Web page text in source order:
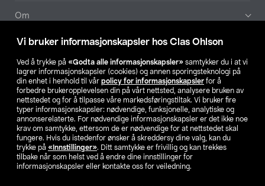
Vi bruker informasjonskapsler hos Clas Ohlson
Ved å trykke på «Godta alle informasjonskapsler» samtykker du i at vi
lagrer informasjonskapsler (cookies) og annen sporingsteknologi på
din enhet i henhold til vår policy for informasjonskapsler for å
forbedre brukeropplevelsen din på vårt nettsted, analysere bruken av
nettstedet og for å tilpasse våre markedsføringstiltak. Vi bruker fire
typer informasjonskapsler: nødvendige, funksjonelle, analytiske og
annonserelaterte. For nødvendige informasjonskapsler er det ikke noe
krav om samtykke, ettersom de er nødvendige for at nettstedet skal
fungere. Hvis du istedenfor ønsker å skreddersy dine valg, kan du
trykke på «Innstillinger». Ditt samtykke er frivillig og kan trekkes
tilbake når som helst ved å endre dine innstillinger for
informasjonskapsler eller kontakte oss for veiledning.
Om
Aktuelt
Våre selskaper
Finn din butikk
SE NO FI